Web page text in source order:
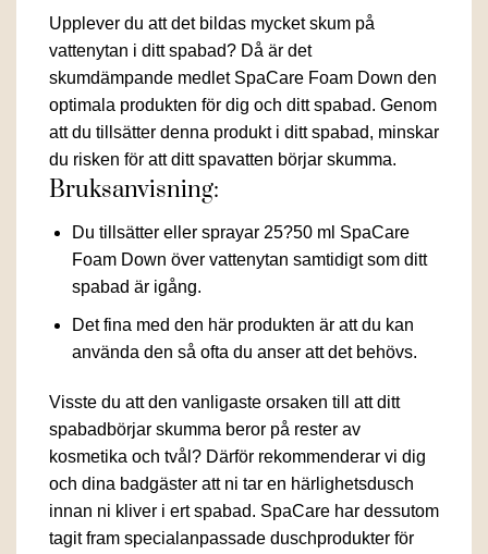
Upplever du att det bildas mycket skum på
vattenytan i ditt spabad? Då är det
skumdämpande medlet SpaCare Foam Down den
optimala produkten för dig och ditt spabad. Genom
att du tillsätter denna produkt i ditt spabad, minskar
du risken för att ditt spavatten börjar skumma.
Bruksanvisning:
Du tillsätter eller sprayar 25?50 ml SpaCare
Foam Down över vattenytan samtidigt som ditt
spabad är igång.
Det fina med den här produkten är att du kan
använda den så ofta du anser att det behövs.
Visste du att den vanligaste orsaken till att ditt
spabadbörjar skumma beror på rester av
kosmetika och tvål? Därför rekommenderar vi dig
och dina badgäster att ni tar en härlighetsdusch
innan ni kliver i ert spabad. SpaCare har dessutom
tagit fram specialanpassade duschprodukter för